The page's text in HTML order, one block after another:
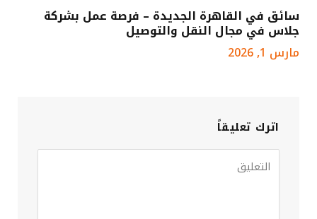
سائق في القاهرة الجديدة – فرصة عمل بشركة
جلاس في مجال النقل والتوصيل
مارس 1, 2026
اترك تعليقاً